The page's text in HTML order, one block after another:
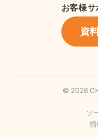
お客様サ
資
© 2026
ソ